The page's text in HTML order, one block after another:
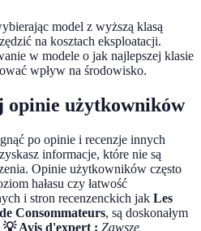
model z wyższą klasą
na kosztach eksploatacji.
w modele o jak najlepszej klasie
wpływ na środowisko.
użytkowników
po opinie i recenzje innych
informacje, które nie są
Opinie użytkowników często
hałasu czy łatwość
i stron recenzenckich jak Les
Consommateurs, są doskonałym
💡 Avis d'expert : Zawsze